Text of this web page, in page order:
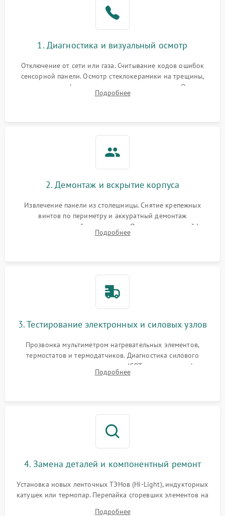
1. Диагностика и визуальный осмотр
Отключение от сети или газа. Считывание кодов ошибок
сенсорной панели. Осмотр стеклокерамики на трещины,
проверка конфорок на равномерность нагрева. Опрос
клиента о симптомах (не включается, не видит посуду,
Подробнее
2. Демонтаж и вскрытие корпуса
Извлечение панели из столешницы. Снятие крепежных
винтов по периметру и аккуратный демонтаж
стеклокерамической поверхности. Отсоединение шлейфов
сенсорного блока для доступа к силовым платам, катушкам
Подробнее
3. Тестирование электронных и силовых узлов
Прозвонка мультиметром нагревательных элементов,
термостатов и термодатчиков. Диагностика силового
модуля, реле, диодных мостов и IGBT-транзисторов (для
индукции). Проверка кранов и газ-контроля (для газовых
Подробнее
4. Замена деталей и компонентный ремонт
Установка новых ленточных ТЭНов (Hi-Light), индукторных
катушек или термопар. Перепайка сгоревших элементов на
Подробнее